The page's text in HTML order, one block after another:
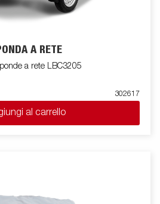
A RETE
a rete LBC3205
302617
al carrello